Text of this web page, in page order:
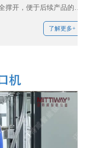
撑开，便于后续产品的装
；联系电话15817530302
了解更多+